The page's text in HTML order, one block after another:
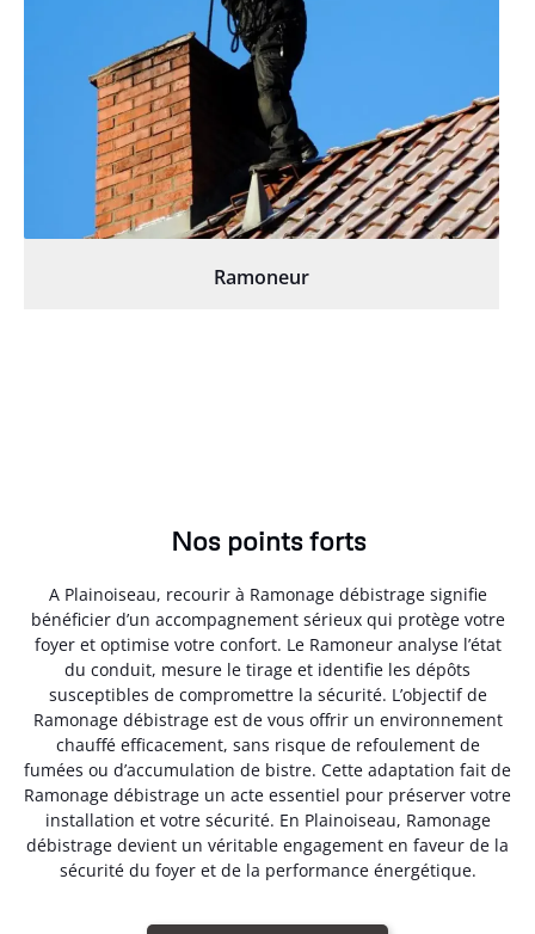
Ramoneur
Nos points forts
A Plainoiseau, recourir à Ramonage débistrage signifie
bénéficier d’un accompagnement sérieux qui protège votre
foyer et optimise votre confort. Le Ramoneur analyse l’état
du conduit, mesure le tirage et identifie les dépôts
susceptibles de compromettre la sécurité. L’objectif de
Ramonage débistrage est de vous offrir un environnement
chauffé efficacement, sans risque de refoulement de
fumées ou d’accumulation de bistre. Cette adaptation fait de
Ramonage débistrage un acte essentiel pour préserver votre
installation et votre sécurité. En Plainoiseau, Ramonage
débistrage devient un véritable engagement en faveur de la
sécurité du foyer et de la performance énergétique.